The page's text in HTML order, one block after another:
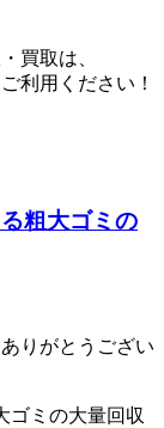
買取は、
利用ください！
粗大ゴミの
りがとうござい
ゴミの大量回収